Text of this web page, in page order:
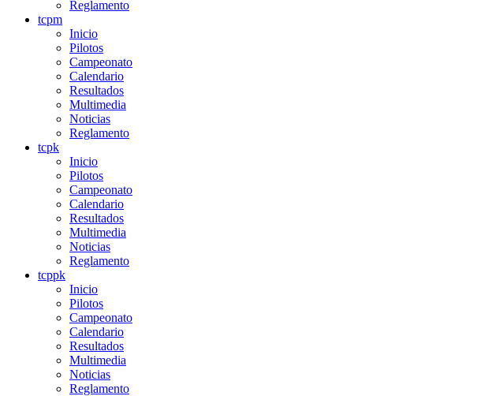
Reglamento
tcpm
Inicio
Pilotos
Campeonato
Calendario
Resultados
Multimedia
Noticias
Reglamento
tcpk
Inicio
Pilotos
Campeonato
Calendario
Resultados
Multimedia
Noticias
Reglamento
tcppk
Inicio
Pilotos
Campeonato
Calendario
Resultados
Multimedia
Noticias
Reglamento